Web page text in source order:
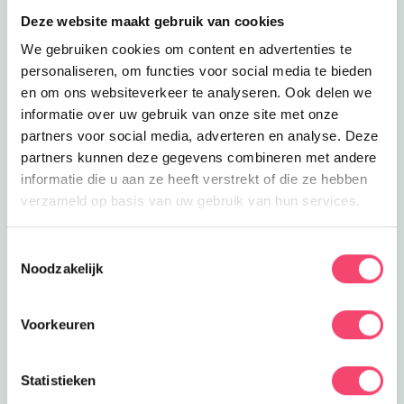
Deze website maakt gebruik van cookies
We gebruiken cookies om content en advertenties te
personaliseren, om functies voor social media te bieden
en om ons websiteverkeer te analyseren. Ook delen we
informatie over uw gebruik van onze site met onze
partners voor social media, adverteren en analyse. Deze
partners kunnen deze gegevens combineren met andere
informatie die u aan ze heeft verstrekt of die ze hebben
verzameld op basis van uw gebruik van hun services.
Noodzakelijk
Voorkeuren
Statistieken
3.9 km
Eropuit
Mosaqua
Kom lekker spetteren in het
subtropische water van Mosaqua
zowel binnen als buiten!
4.1 km
Uit eten
De Pannekoekenmolen
Kom heerlijk genieten van de lekkerste
pannenkoeken in Gulpen!
Lees meer De Pannekoekenmolen
Eropuit
Zin in een leuke actieve dag met de
hele familie in de buitenlucht? Doe
Een heerlijk hapje eten of een drankje
drinken met panoramazicht bij Boscafé
Lees meer Boscafé 't Hijgend Hert